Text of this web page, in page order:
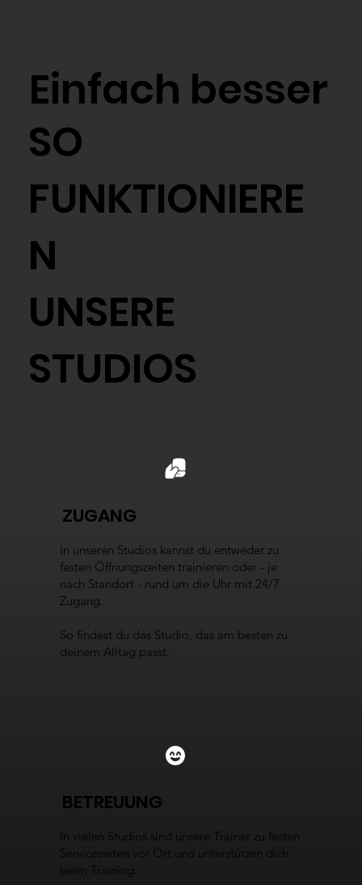
Einfach besser
SO
FUNKTIONIERE
N
UNSERE
STUDIOS
ZUGANG
In unseren Studios kannst du entweder zu
festen Öffnungszeiten trainieren oder - je
nach Standort - rund um die Uhr mit 24/7
Zugang.
So findest du das Studio, das am besten zu
deinem Alltag passt.
BETREUUNG
In vielen Studios sind unsere Trainer zu festen
Servicezeiten vor Ort und unterstützen dich
beim Training.